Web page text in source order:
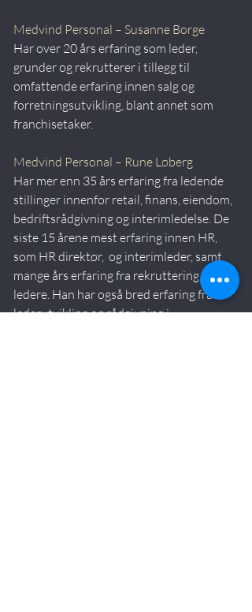
Medvind Personal – Susanne Borge
Har over 20 års erfaring som leder,
grunder og rekrutterer i tillegg til
omfattende erfaring innen salg og
forretningsutvikling, blant annet som
franchisetaker.
​Medvind Personal – Rune Løberg
Har mer enn 35 års erfaring fra ledende
stillinger innenfor retail, finans, eiendom,
bedriftsrådgivning og interimledelse. De
siste 15 årene mest erfaring innen HR,
som HR direktør,  og interimleder, samt
mange års erfaring fra rekruttering av
ledere. Han har også bred erfaring fra
lederutvikling og rådgivning i